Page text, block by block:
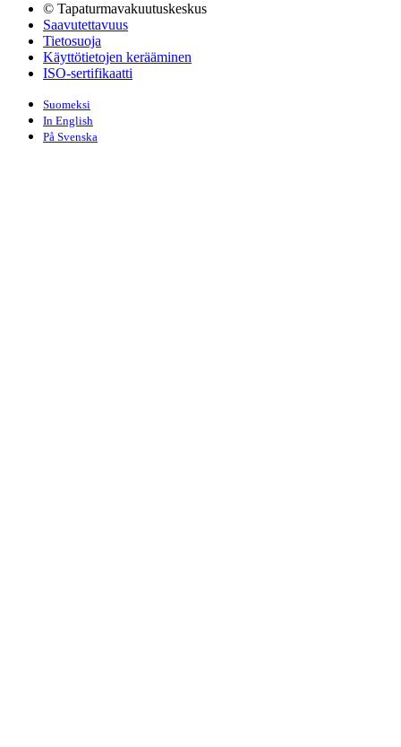
© Tapaturmavakuutuskeskus
Saavutettavuus
Tietosuoja
Käyttötietojen kerääminen
ISO-sertifikaatti
Suomeksi
In English
På Svenska